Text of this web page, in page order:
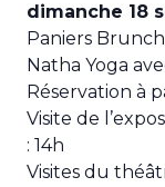
dimanche 18
Paniers Brunch
Natha Yoga
Réservation à
Visite de
: 14h
Visites du